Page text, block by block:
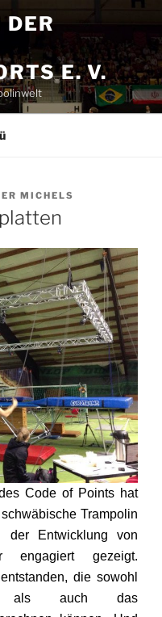
DER
E. V.
MICHELS
Code of Points hat
Trampolin
der Entwicklung von
engagiert gezeigt.
die sowohl
als auch das